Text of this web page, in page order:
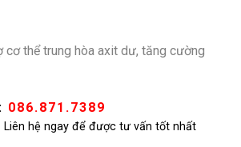
cơ thể trung hòa axit dư, tăng cường
086.871.7389
Liên hệ ngay để được tư vấn tốt nhất